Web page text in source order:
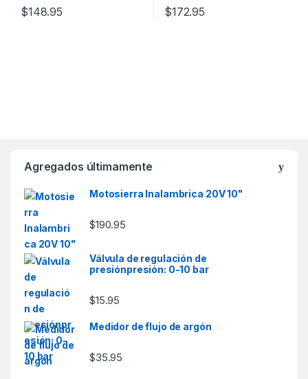
$148.95 $172.95
Agregados últimamente
Motosierra Inalambrica 20V 10"
$190.95
Válvula de regulación de
presiónpresión: 0-10 bar
$15.95
Medidor de flujo de argón
$35.95